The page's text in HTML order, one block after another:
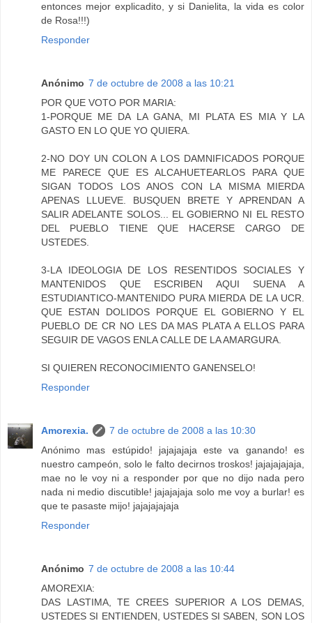
entonces mejor explicadito, y si Danielita, la vida es color
de Rosa!!!)
Responder
Anónimo 7 de octubre de 2008 a las 10:21
POR QUE VOTO POR MARIA:
1-PORQUE ME DA LA GANA, MI PLATA ES MIA Y LA
GASTO EN LO QUE YO QUIERA.
2-NO DOY UN COLON A LOS DAMNIFICADOS PORQUE
ME PARECE QUE ES ALCAHUETEARLOS PARA QUE
SIGAN TODOS LOS ANOS CON LA MISMA MIERDA
APENAS LLUEVE. BUSQUEN BRETE Y APRENDAN A
SALIR ADELANTE SOLOS... EL GOBIERNO NI EL RESTO
DEL PUEBLO TIENE QUE HACERSE CARGO DE
USTEDES.
3-LA IDEOLOGIA DE LOS RESENTIDOS SOCIALES Y
MANTENIDOS QUE ESCRIBEN AQUI SUENA A
ESTUDIANTICO-MANTENIDO PURA MIERDA DE LA UCR.
QUE ESTAN DOLIDOS PORQUE EL GOBIERNO Y EL
PUEBLO DE CR NO LES DA MAS PLATA A ELLOS PARA
SEGUIR DE VAGOS ENLA CALLE DE LA AMARGURA.
SI QUIEREN RECONOCIMIENTO GANENSELO!
Responder
Amorexia.
7 de octubre de 2008 a las 10:30
Anónimo mas estúpido! jajajajaja este va ganando! es
nuestro campeón, solo le falto decirnos troskos! jajajajajaja,
mae no le voy ni a responder por que no dijo nada pero
nada ni medio discutible! jajajajaja solo me voy a burlar! es
que te pasaste mijo! jajajajajaja
Responder
Anónimo 7 de octubre de 2008 a las 10:44
AMOREXIA:
DAS LASTIMA, TE CREES SUPERIOR A LOS DEMAS,
USTEDES SI ENTIENDEN, USTEDES SI SABEN, SON LOS